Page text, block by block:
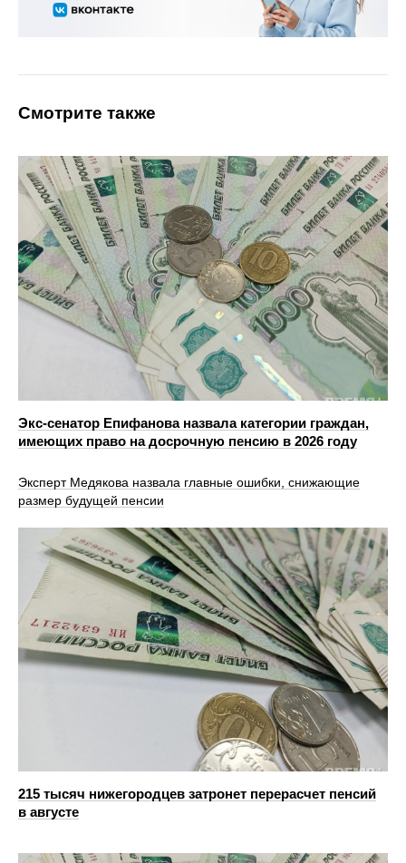
Смотрите также
Экс-сенатор Епифанова назвала категории граждан,
имеющих право на досрочную пенсию в 2026 году
Эксперт Медякова назвала главные ошибки, снижающие
размер будущей пенсии
215 тысяч нижегородцев затронет перерасчет пенсий
в августе